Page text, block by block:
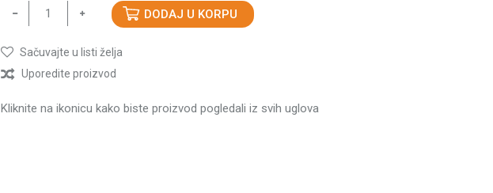
DODAJ U KORPU
Sačuvajte u listi želja
Uporedite proizvod
Kliknite na ikonicu kako biste proizvod pogledali iz svih uglova